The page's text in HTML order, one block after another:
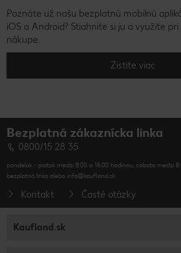
Poznáte už našu bezplatnú mobilnú
iOS a Android? Stiahnite si ju a využite
nákupe.
Zistite viac
Bezplatná zákaznícka linka
0800/15 28 35
pondelok - piatok medzi 8:00 a 18:00 hodinou, sobota medzi
bezplatná linka alebo info@kaufland.sk
Kontakt Časté otázky
Kaufland.sk